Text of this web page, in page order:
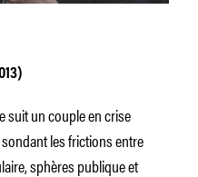
suit un couple en crise
les frictions entre
sphères publique et